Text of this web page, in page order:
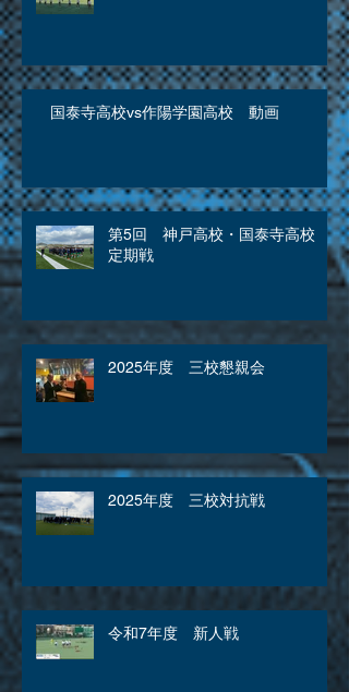
国泰寺高校vs作陽学園高校 動画
第5回 神戸高校・国泰寺高校
定期戦
2025年度 三校懇親会
2025年度 三校対抗戦
令和7年度 新人戦